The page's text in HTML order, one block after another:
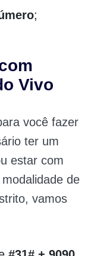
;
Vivo
você fazer
ter um
estar com
de
vamos